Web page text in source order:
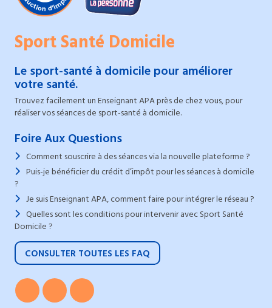
Sport Santé Domicile
Le sport-santé à domicile pour améliorer
votre santé.
Trouvez facilement un Enseignant APA près de chez vous, pour
réaliser vos séances de sport-santé à domicile.
Foire Aux Questions
Comment souscrire à des séances via la nouvelle plateforme ?
Puis-je bénéficier du crédit d’impôt pour les séances à domicile
?
Je suis Enseignant APA, comment faire pour intégrer le réseau ?
Quelles sont les conditions pour intervenir avec Sport Santé
Domicile ?
CONSULTER TOUTES LES FAQ